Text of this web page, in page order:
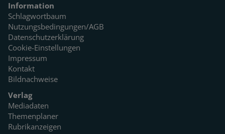
Information
Schlagwortbaum
Nutzungsbedingungen/AGB
Datenschutzerklärung
Cookie-Einstellungen
Impressum
Kontakt
Bildnachweise
Verlag
Mediadaten
Themenplaner
Rubrikanzeigen